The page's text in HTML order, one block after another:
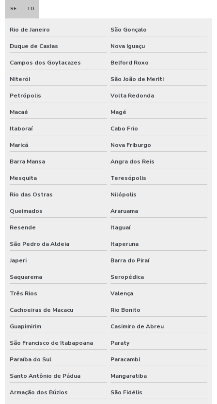
Economizador de banho para quiosques de praia
Emoliente alcalino
Equipamento para higienização de carros
Equipamento de lavagem automotiva
Equipamento para lavagem de onibus
Equipamento de limpeza de colheitadeiras
Equipamento de limpeza manual de caminhão
Equipamentos para higienização automotiva
Equipamentos para higienização de veiculos
Equipamentos para lavagem de caminhoes
Espuma azul para lavar carros
Espuma de neve para lavar carros
Ficheiro para chuveiro
Ficheiro para ducha de praia
Fornecedor de aspirador self service
Germicida automotivo
Germicida para carros
Higienização automotiva
Higienização automotiva contra covid 19
SE TO
Rio de Janeiro São Gonçalo
Duque de Caxias Nova Iguaçu
Campos dos Goytacazes Belford Roxo
Niterói São João de Meriti
Petrópolis Volta Redonda
Macaé Magé
Itaboraí Cabo Frio
Maricá Nova Friburgo
Barra Mansa Angra dos Reis
Mesquita Teresópolis
Rio das Ostras Nilópolis
Queimados Araruama
Resende Itaguaí
São Pedro da Aldeia Itaperuna
Japeri Barra do Piraí
Saquarema Seropédica
Três Rios Valença
Cachoeiras de Macacu Rio Bonito
Guapimirim Casimiro de Abreu
São Francisco de Itabapoana Paraty
Paraíba do Sul Paracambi
Santo Antônio de Pádua Mangaratiba
Armação dos Búzios São Fidélis